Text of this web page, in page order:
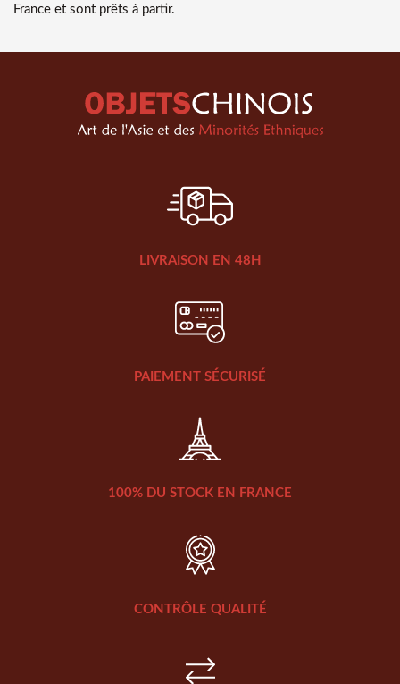
France et sont prêts à partir.
LIVRAISON EN 48H
PAIEMENT SÉCURISÉ
100% DU STOCK EN FRANCE
CONTRÔLE QUALITÉ